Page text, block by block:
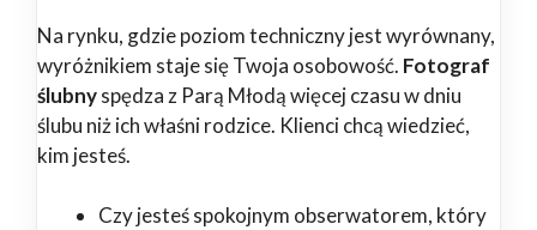
Na rynku, gdzie poziom techniczny jest wyrównany,
wyróżnikiem staje się Twoja osobowość. Fotograf
ślubnyspędza z Parą Młodą więcej czasu w dniu
ślubu niż ich właśni rodzice. Klienci chcą wiedzieć,
kim jesteś.
Czy jesteś spokojnym obserwatorem, który